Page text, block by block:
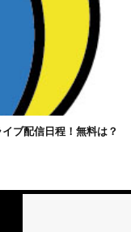
ブ配信日程！無料は？